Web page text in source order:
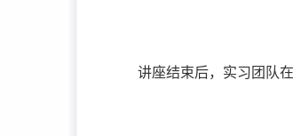
讲座结束后，实习团队